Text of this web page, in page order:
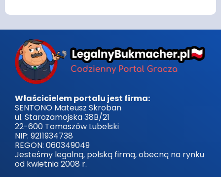
Właścicielem portalu jest firma:
SENTONO Mateusz Skroban
ul. Starozamojska 38B/21
22-600 Tomaszów Lubelski
NIP: 9211934738
REGON: 060349049
Jesteśmy legalną, polską firmą, obecną na rynku
od kwietnia 2008 r.